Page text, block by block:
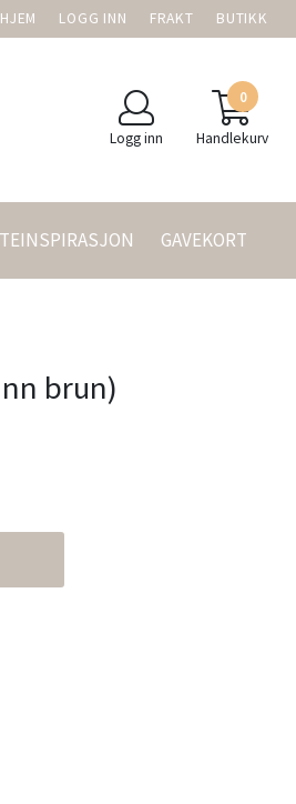
HJEM LOGG INN FRAKT BUTIKK
Logg inn
0
Handlekurv
GAVEKORT
brun)